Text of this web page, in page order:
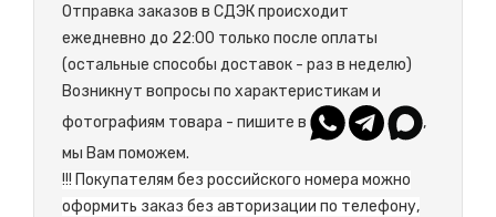
Отправка заказов в СДЭК происходит
ежедневно до 22:00 только после оплаты
(остальные способы доставок - раз в неделю)
Возникнут вопросы по характеристикам и
фотографиям товара - пишите в
,
мы Вам поможем.
!!! Покупателям без российского номера можно
оформить заказ без авторизации по телефону,